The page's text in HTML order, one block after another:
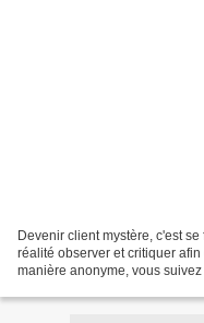
Devenir client mystère, c'est
réalité observer et critiquer
manière anonyme, vous